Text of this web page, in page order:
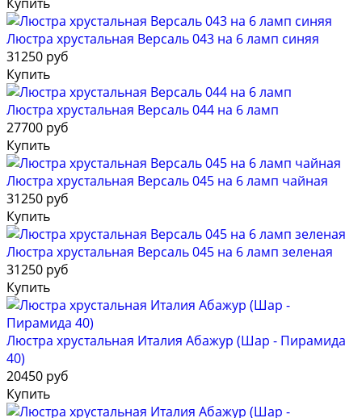
Люстра хрустальная Версаль 043 на 6 ламп синяя
31250 руб
Купить
Люстра хрустальная Версаль 044 на 6 ламп
27700 руб
Купить
Люстра хрустальная Версаль 045 на 6 ламп чайная
31250 руб
Купить
Люстра хрустальная Версаль 045 на 6 ламп зеленая
31250 руб
Купить
Люстра хрустальная Италия Абажур (Шар - Пирамида
40)
20450 руб
Купить